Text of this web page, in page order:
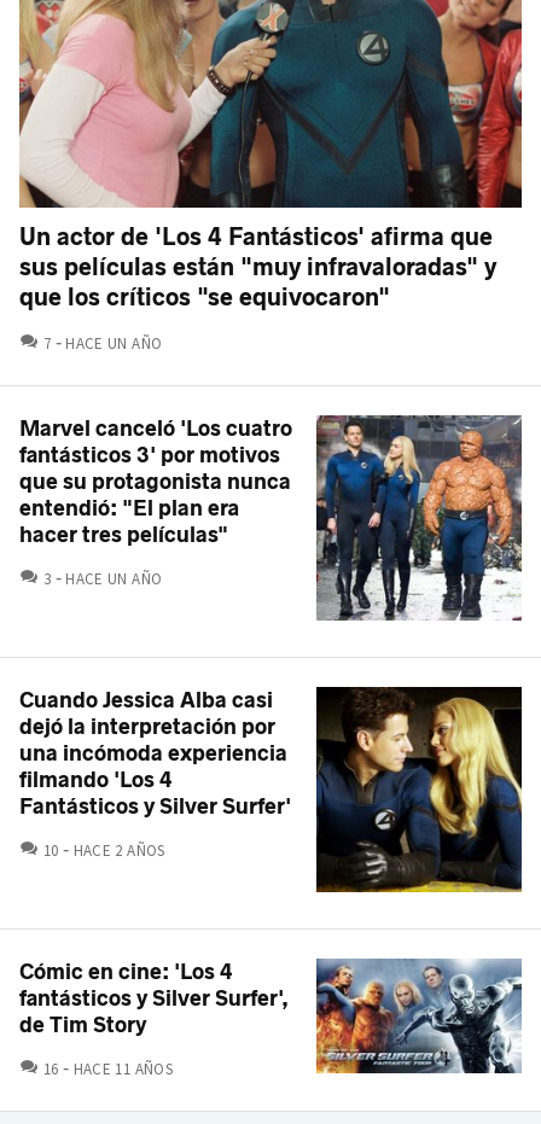
Un actor de 'Los 4 Fantásticos' afirma que
sus películas están "muy infravaloradas" y
que los críticos "se equivocaron"
7 COMENTARIOS
HACE UN AÑO
Marvel canceló 'Los cuatro
fantásticos 3' por motivos
que su protagonista nunca
entendió: "El plan era
hacer tres películas"
3 COMENTARIOS
HACE UN AÑO
Cuando Jessica Alba casi
dejó la interpretación por
una incómoda experiencia
filmando 'Los 4
Fantásticos y Silver Surfer'
10 COMENTARIOS
HACE 2 AÑOS
Cómic en cine: 'Los 4
fantásticos y Silver Surfer',
de Tim Story
16 COMENTARIOS
HACE 11 AÑOS